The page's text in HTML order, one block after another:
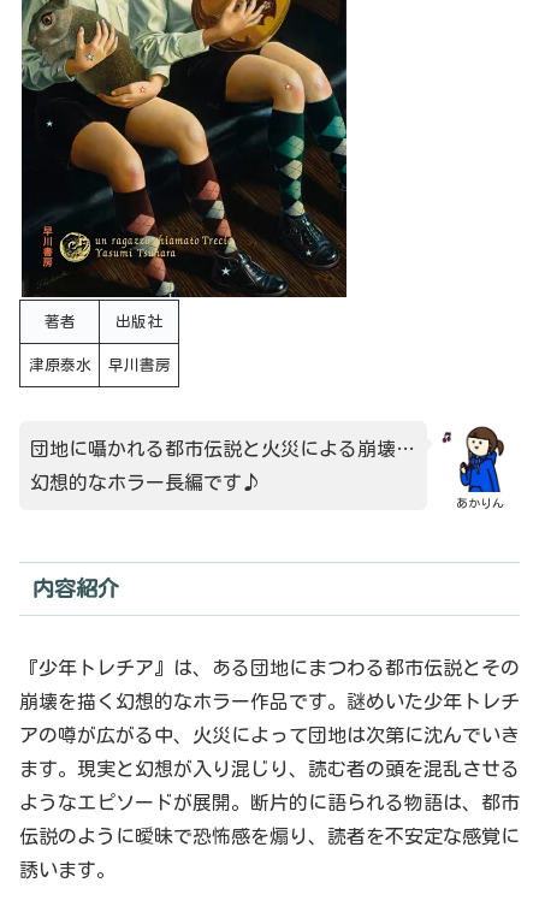
著者 出版社
津原泰水 早川書房
あかりん
団地に囁かれる都市伝説と火災による崩壊…
幻想的なホラー長編です♪
内容紹介
『少年トレチア』は、ある団地にまつわる都市伝説とその
崩壊を描く幻想的なホラー作品です。謎めいた少年トレチ
アの噂が広がる中、火災によって団地は次第に沈んでいき
ます。現実と幻想が入り混じり、読む者の頭を混乱させる
ようなエピソードが展開。断片的に語られる物語は、都市
伝説のように曖昧で恐怖感を煽り、読者を不安定な感覚に
誘います。